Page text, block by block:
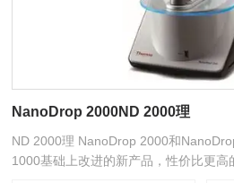
NanoDrop 2000ND 2000理
ND 2000理 NanoDrop 2000和
1000基础上改进的新产品，性价比更高